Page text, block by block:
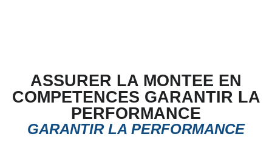
ASSURER LA MONTEE EN
COMPETENCES GARANTIR LA
PERFORMANCE
GARANTIR LA PERFORMANCE